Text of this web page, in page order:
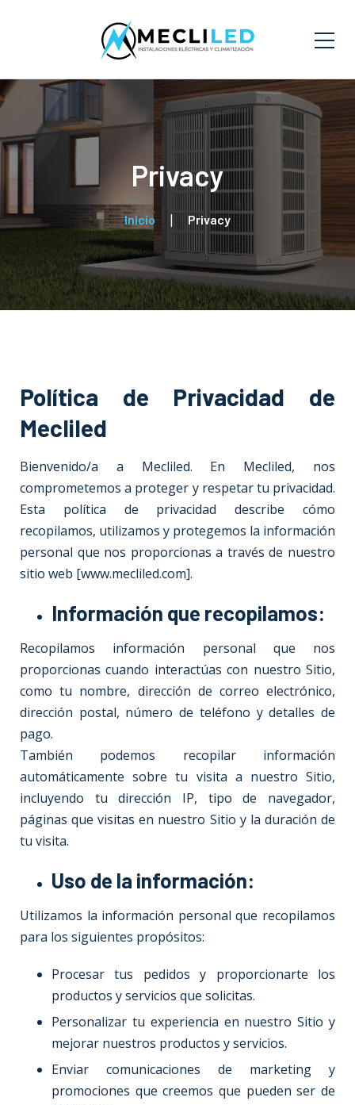
Privacy
Inicio Privacy
Política de Privacidad de
Mecliled
Bienvenido/a a Mecliled. En Mecliled, nos
comprometemos a proteger y respetar tu privacidad.
Esta política de privacidad describe cómo
recopilamos, utilizamos y protegemos la información
personal que nos proporcionas a través de nuestro
sitio web [www.mecliled.com].
Información que recopilamos:
Recopilamos información personal que nos
proporcionas cuando interactúas con nuestro Sitio,
como tu nombre, dirección de correo electrónico,
dirección postal, número de teléfono y detalles de
pago.
También podemos recopilar información
automáticamente sobre tu visita a nuestro Sitio,
incluyendo tu dirección IP, tipo de navegador,
páginas que visitas en nuestro Sitio y la duración de
tu visita.
Uso de la información:
Utilizamos la información personal que recopilamos
para los siguientes propósitos:
Procesar tus pedidos y proporcionarte los
productos y servicios que solicitas.
Personalizar tu experiencia en nuestro Sitio y
mejorar nuestros productos y servicios.
Enviar comunicaciones de marketing y
promociones que creemos que pueden ser de